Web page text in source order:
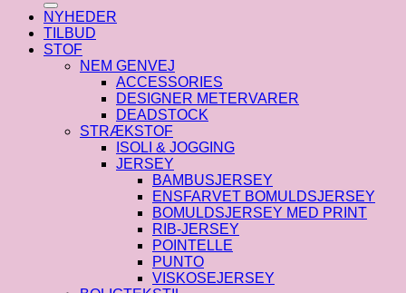
NYHEDER
TILBUD
STOF
NEM GENVEJ
ACCESSORIES
DESIGNER METERVARER
DEADSTOCK
STRÆKSTOF
ISOLI & JOGGING
JERSEY
BAMBUSJERSEY
ENSFARVET BOMULDSJERSEY
BOMULDSJERSEY MED PRINT
RIB-JERSEY
POINTELLE
PUNTO
VISKOSEJERSEY